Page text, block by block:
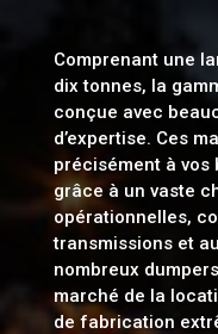
Comprenant une
dix tonnes, la
conçue avec
d’expertise. Ces
précisément à vos
grâce à un vaste
opérationnelles,
transmissions et
nombreux
marché de la
de fabrication